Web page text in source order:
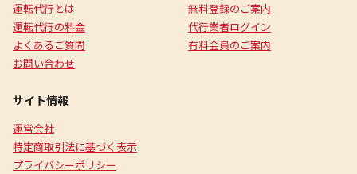
運転代行とは
運転代行の料金
よくあるご質問
お問い合わせ
無料登録のご案内
代行業者ログイン
有料会員のご案内
サイト情報
運営会社
特定商取引法に基づく表示
プライバシーポリシー